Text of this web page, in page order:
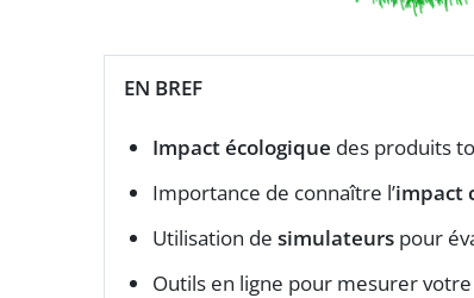
EN BREF
Impact écologique des produits
Importance de connaître l’impact
Utilisation de simulateurs pour
Outils en ligne pour mesurer votre